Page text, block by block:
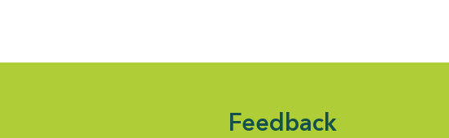
Feedback